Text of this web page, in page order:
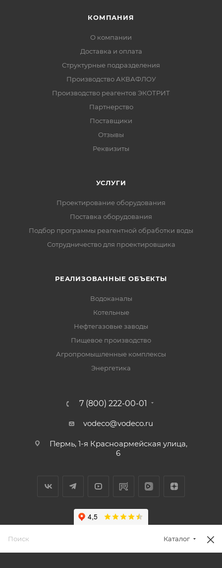
КОМПАНИЯ
О компании
Доставка и оплата
Структурные подразделения
Производство АКВАФЛОУ
Производство реагентов ЭКОТРИТ
Партнерство
Поставщики
Отзывы
Реквизиты
УСЛУГИ
Проектирование оборудования
Поставка оборудования
Подбор программы реагентной обработки воды
Сотрудничество для проектировщика
РЕАЛИЗОВАННЫЕ ОБЪЕКТЫ
Водоканалы
Котельные
Нефтегазовые заводы
Пищевое производство
Агропромышленные комплексы
Энергетика
7 (800) 222-00-01
vodeco@vodeco.ru
Пермь, 1-я Красноармейская улица,
6
Каталог